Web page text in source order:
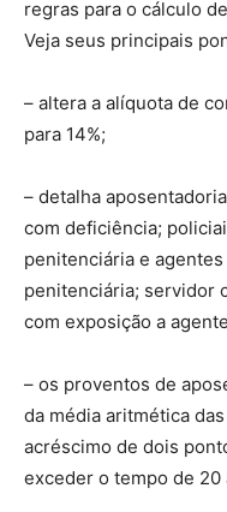
regras para o cálculo
Veja seus principais
– altera a alíquota de
para 14%;
– detalha
com deficiência;
penitenciária e
penitenciária; servidor
com exposição a
– os proventos de
da média aritmética
acréscimo de dois
exceder o tempo de